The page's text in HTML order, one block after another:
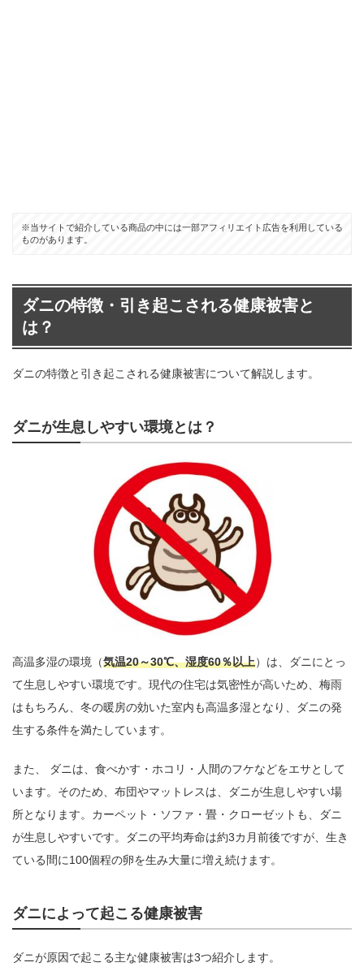
※当サイトで紹介している商品の中には一部アフィリエイト広告を利用している
ものがあります。
ダニの特徴・引き起こされる健康被害と
は？
ダニの特徴と引き起こされる健康被害について解説します。
ダニが生息しやすい環境とは？
高温多湿の環境（気温20～30℃、湿度60％以上）は、ダニにとっ
て生息しやすい環境です。現代の住宅は気密性が高いため、梅雨
はもちろん、冬の暖房の効いた室内も高温多湿となり、ダニの発
生する条件を満たしています。
また、 ダニは、食べかす・ホコリ・人間のフケなどをエサとして
います。そのため、布団やマットレスは、ダニが生息しやすい場
所となります。カーペット・ソファ・畳・クローゼットも、ダニ
が生息しやすいです。ダニの平均寿命は約3カ月前後ですが、生き
ている間に100個程の卵を生み大量に増え続けます。
ダニによって起こる健康被害
ダニが原因で起こる主な健康被害は3つ紹介します。